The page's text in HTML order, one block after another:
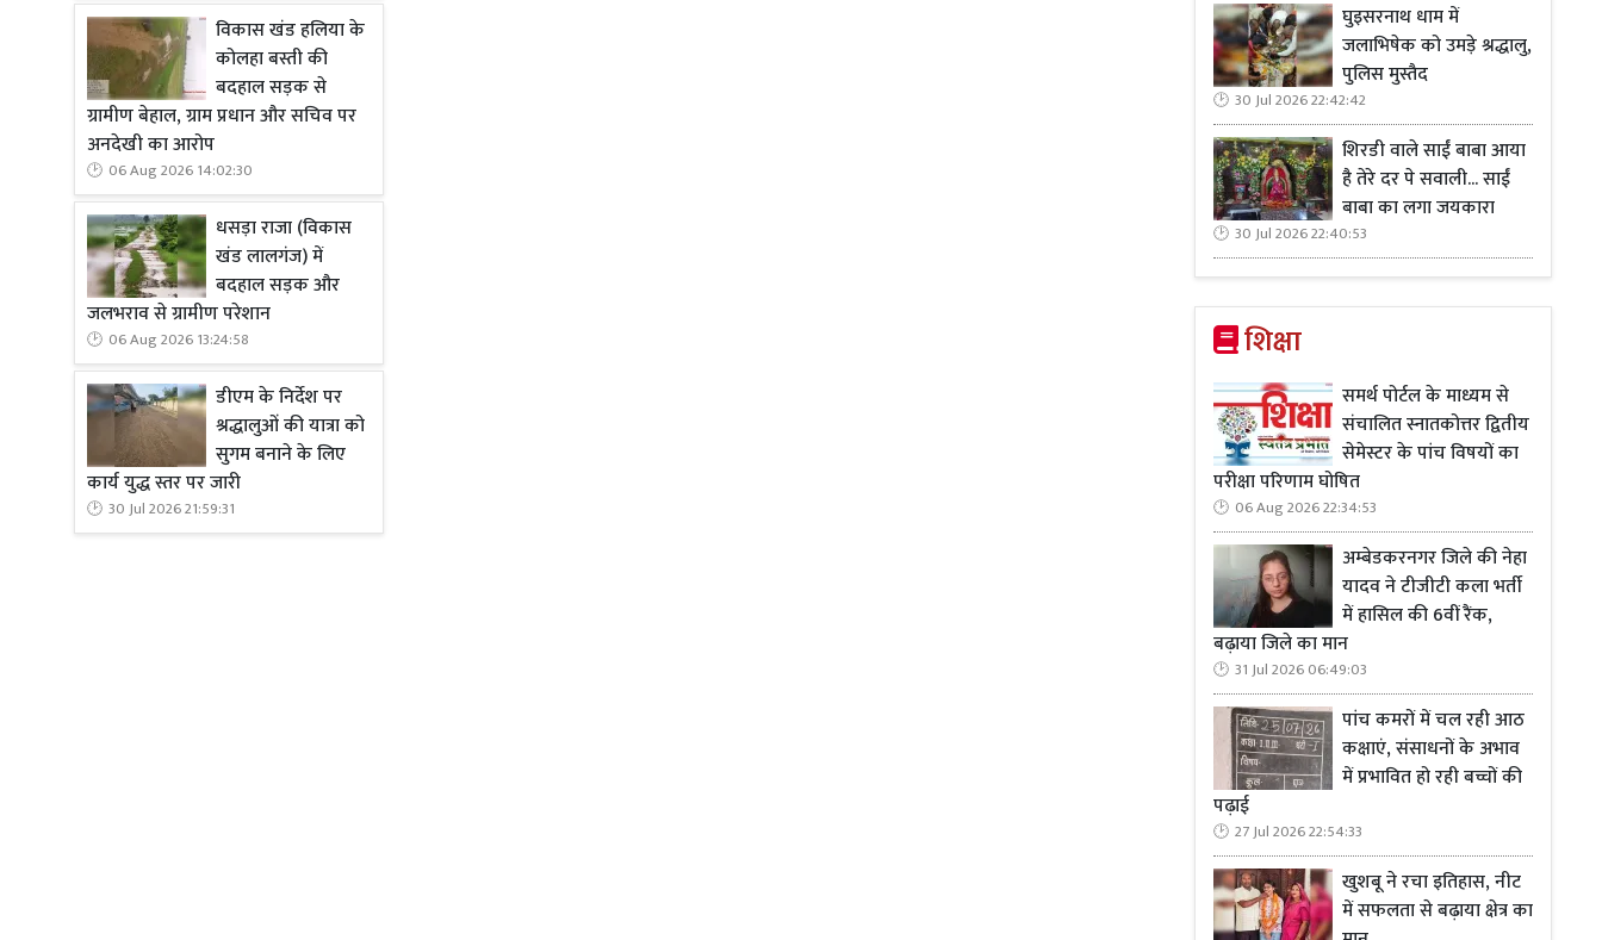
विकास खंड हलिया के
कोलहा बस्ती की
बदहाल सड़क से
ग्रामीण बेहाल, ग्राम प्रधान और सचिव पर
अनदेखी का आरोप
06 Aug 2026 14:02:30
धसड़ा राजा (विकास
खंड लालगंज) में
बदहाल सड़क और
जलभराव से ग्रामीण परेशान
06 Aug 2026 13:24:58
डीएम के निर्देश पर
श्रद्धालुओं की यात्रा को
सुगम बनाने के लिए
कार्य युद्ध स्तर पर जारी
30 Jul 2026 21:59:31
घुइसरनाथ धाम में
जलाभिषेक को उमड़े श्रद्धालु,
पुलिस मुस्तैद
30 Jul 2026 22:42:42
शिरडी वाले साईं बाबा आया
है तेरे दर पे सवाली... साईं
बाबा का लगा जयकारा
30 Jul 2026 22:40:53
शिक्षा
समर्थ पोर्टल के माध्यम से
संचालित स्नातकोत्तर द्वितीय
सेमेस्टर के पांच विषयों का
परीक्षा परिणाम घोषित
06 Aug 2026 22:34:53
अम्बेडकरनगर जिले की नेहा
यादव ने टीजीटी कला भर्ती
में हासिल की 6वीं रैंक,
बढ़ाया जिले का मान
31 Jul 2026 06:49:03
पांच कमरों में चल रही आठ
कक्षाएं, संसाधनों के अभाव
में प्रभावित हो रही बच्चों की
पढ़ाई
27 Jul 2026 22:54:33
खुशबू ने रचा इतिहास, नीट
में सफलता से बढ़ाया क्षेत्र का